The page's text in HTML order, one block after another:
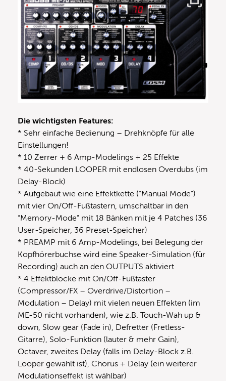
Die wichtigsten Features:
* Sehr einfache Bedienung – Drehknöpfe für alle
Einstellungen!
* 10 Zerrer + 6 Amp-Modelings + 25 Effekte
* 40-Sekunden LOOPER mit endlosen Overdubs (im
Delay-Block)
* Aufgebaut wie eine Effektkette (“Manual Mode”)
mit vier On/Off-Fußtastern, umschaltbar in den
“Memory-Mode” mit 18 Bänken mit je 4 Patches (36
User-Speicher, 36 Preset-Speicher)
* PREAMP mit 6 Amp-Modelings, bei Belegung der
Kopfhörerbuchse wird eine Speaker-Simulation (für
Recording) auch an den OUTPUTS aktiviert
* 4 Effektblöcke mit On/Off-Fußtaster
(Compressor/FX – Overdrive/Distortion –
Modulation – Delay) mit vielen neuen Effekten (im
ME-50 nicht vorhanden), wie z.B. Touch-Wah up &
down, Slow gear (Fade in), Defretter (Fretless-
Gitarre), Solo-Funktion (lauter & mehr Gain),
Octaver, zweites Delay (falls im Delay-Block z.B.
Looper gewählt ist), Chorus + Delay (ein weiterer
Modulationseffekt ist wählbar)